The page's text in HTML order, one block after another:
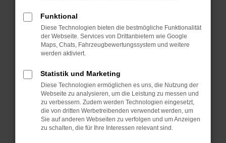
Fenster?
Starte dein Gerät neu.
Das kann manchmal helfen, vorübergehende
Probleme zu beheben.
Betriebssystem auf dem neuesten Stand
sind.
Veraltete Software birgt nicht nur ein
Sicherheitsrisiko, sondern kann auch dazu
führen, dass bestimmte Funktionen nicht mehr
unterstützt werden.
Funktional
Diese Technologien bieten die bestmögliche Funktionalität
der Webseite. Services von Drittanbietern wie Google
Maps, Chats, Fahrzeugbewertungssystem und weitere
werden aktiviert.
Statistik und Marketing
Diese Technologien ermöglichen es uns, die Nutzung der
Webseite zu analysieren, um die Leistung zu messen und
zu verbessern. Zudem werden Technologien eingesetzt,
die von dritten Werbetreibenden verwendet werden, um
Sie auf anderen Webseiten zu verfolgen und um Anzeigen
zu schalten, die für Ihre Interessen relevant sind.